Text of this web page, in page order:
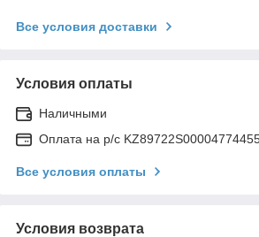
Все условия доставки
Условия оплаты
Наличными
Оплата на р/с
Все условия оплаты
Условия возврата